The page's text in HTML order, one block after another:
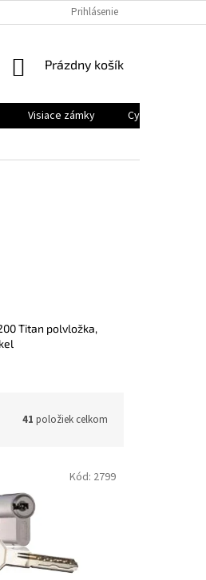
Prihlásenie
NÁKUPNÝ
Prázdny košík
Visiace zámky
Cyklo a moto
Titan polvložka,
41 položiek celkom
Kód: 2799